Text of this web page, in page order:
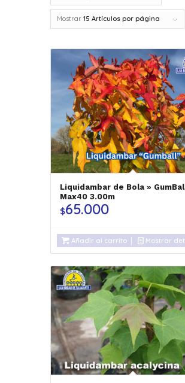
Mostrar 15 Artículos por página
Liquidambar de Bola »
Max40 3.00m
$65.000
Añadir al carrito Mostrar